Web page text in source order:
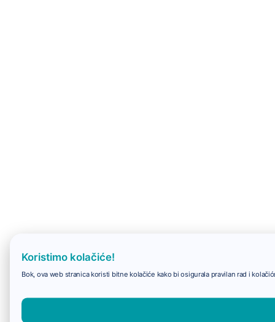
Koristimo kolačiće!
Bok, ova web stranica koristi bitne kolačiće kako bi osigurala pravilan rad i